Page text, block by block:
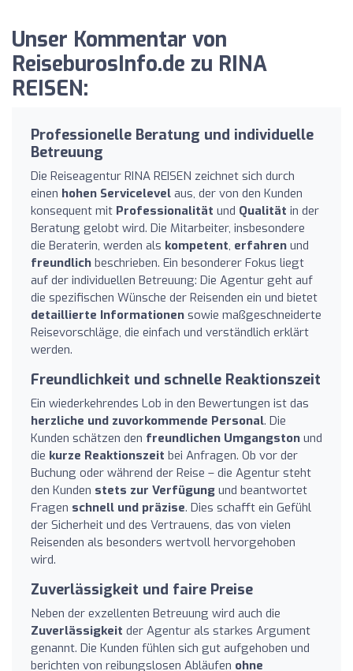
Unser Kommentar von
ReiseburosInfo.de zu RINA
REISEN:
Professionelle Beratung und individuelle
Betreuung
Die Reiseagentur RINA REISEN zeichnet sich durch
einen hohen Servicelevel aus, der von den Kunden
konsequent mit Professionalität und Qualität in der
Beratung gelobt wird. Die Mitarbeiter, insbesondere
die Beraterin, werden als kompetent, erfahren und
freundlich beschrieben. Ein besonderer Fokus liegt
auf der individuellen Betreuung: Die Agentur geht auf
die spezifischen Wünsche der Reisenden ein und bietet
detaillierte Informationen sowie maßgeschneiderte
Reisevorschläge, die einfach und verständlich erklärt
werden.
Freundlichkeit und schnelle Reaktionszeit
Ein wiederkehrendes Lob in den Bewertungen ist das
herzliche und zuvorkommende Personal. Die
Kunden schätzen den freundlichen Umgangston und
die kurze Reaktionszeit bei Anfragen. Ob vor der
Buchung oder während der Reise – die Agentur steht
den Kunden stets zur Verfügung und beantwortet
Fragen schnell und präzise. Dies schafft ein Gefühl
der Sicherheit und des Vertrauens, das von vielen
Reisenden als besonders wertvoll hervorgehoben
wird.
Zuverlässigkeit und faire Preise
Neben der exzellenten Betreuung wird auch die
Zuverlässigkeit der Agentur als starkes Argument
genannt. Die Kunden fühlen sich gut aufgehoben und
berichten von reibungslosen Abläufen ohne